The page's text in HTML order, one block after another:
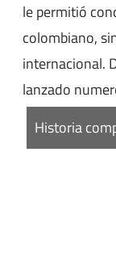
le permitió
colombiano,
internacional.
lanzado
Historia